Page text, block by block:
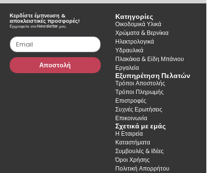
Κερδίστε έμπνευση &
αποκλειστικές προσφορές!
Εγγραφείτε στο Newsletter μας.
Αποστολή
Κατηγορίες
Οικοδομικά Υλικά
Χρώματα & Βερνίκια
Ηλεκτρολογικά
Υδραυλικά
Πλακάκια & Είδη Μπάνιου
Εργαλεία
Εξυπηρέτηση Πελατών
Τρόποι Αποστολής
Τρόποι Πληρωμής
Επιστροφές
Συχνές Ερωτήσεις
Επικοινωνία
Σχετικά με εμάς
Η Εταιρεία
Καταστήματα
Συμβουλές & Ιδέες
Όροι Χρήσης
Πολιτική Απορρήτου